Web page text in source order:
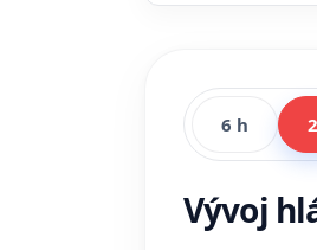
6 h
Vývoj